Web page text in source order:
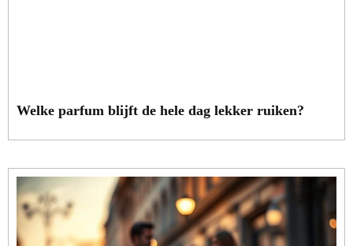
Welke parfum blijft de hele dag lekker ruiken?